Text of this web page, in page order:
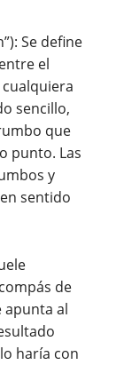
Se define
el
sencillo,
que
punto. Las
y
sentido
de
apunta al
haría con